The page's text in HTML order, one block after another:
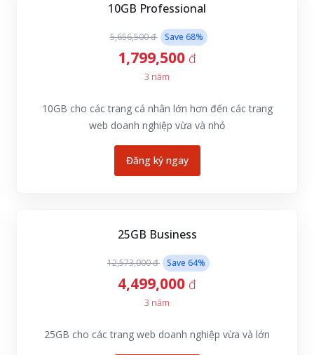
10GB Professional
5,656,500 đ Save 68%
1,799,500 đ
3 năm
10GB cho các trang cá nhân lớn hơn đến các trang
web doanh nghiệp vừa và nhỏ
Đăng ký ngay
25GB Business
12,573,000 đ Save 64%
4,499,000 đ
3 năm
25GB cho các trang web doanh nghiệp vừa và lớn